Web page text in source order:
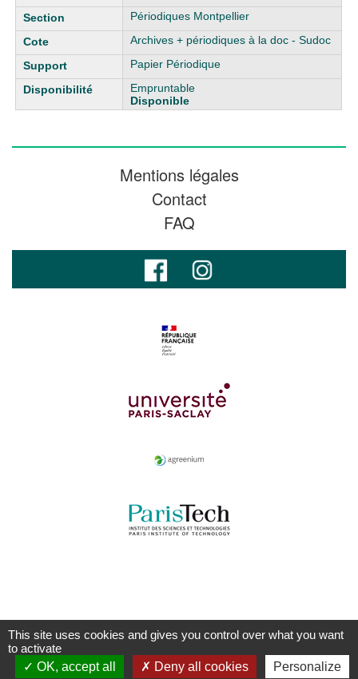
Périodiques Montpellier
Archives + périodiques à la doc - Sudoc
Papier Périodique
Empruntable
Disponible
Mentions légales
Contact
FAQ
This site uses cookies and gives you control over what you want
to activate
OK, accept all
Deny all cookies Personalize